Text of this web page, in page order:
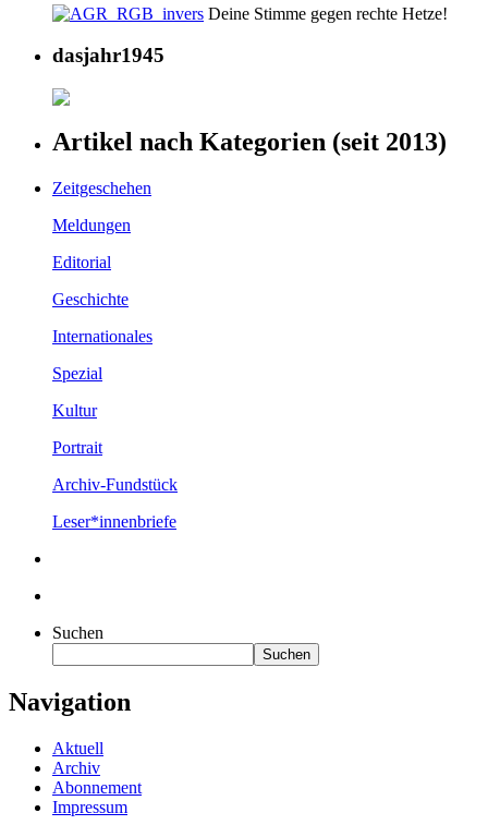
Deine Stimme gegen rechte Hetze!
dasjahr1945
Artikel nach Kategorien (seit 2013)
Zeitgeschehen
Meldungen
Editorial
Geschichte
Internationales
Spezial
Kultur
Portrait
Archiv-Fundstück
Leser*innenbriefe
Suchen
Suchen
Navigation
Aktuell
Archiv
Abonnement
Impressum